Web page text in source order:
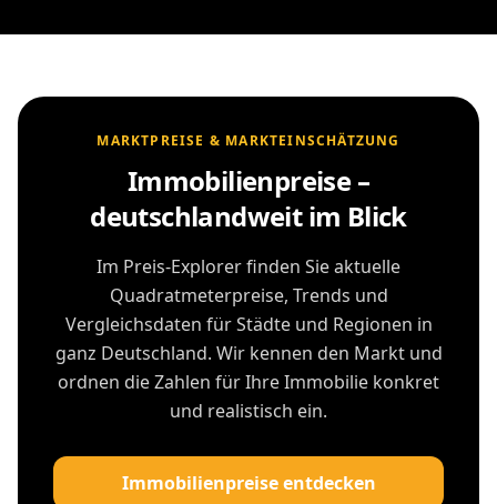
MARKTPREISE & MARKTEINSCHÄTZUNG
Immobilienpreise –
deutschlandweit im Blick
Im Preis-Explorer finden Sie aktuelle
Quadratmeterpreise, Trends und
Vergleichsdaten für Städte und Regionen in
ganz Deutschland. Wir kennen den Markt und
ordnen die Zahlen für Ihre Immobilie konkret
und realistisch ein.
Immobilienpreise entdecken